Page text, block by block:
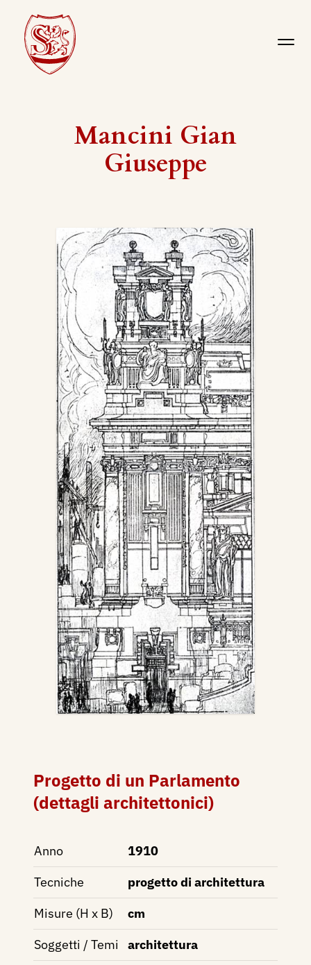
Mancini Gian
Giuseppe
Progetto di un Parlamento
(dettagli architettonici)
Anno
1910
Tecniche
progetto di architettura
Misure (H x B)
cm
Soggetti / Temi
architettura